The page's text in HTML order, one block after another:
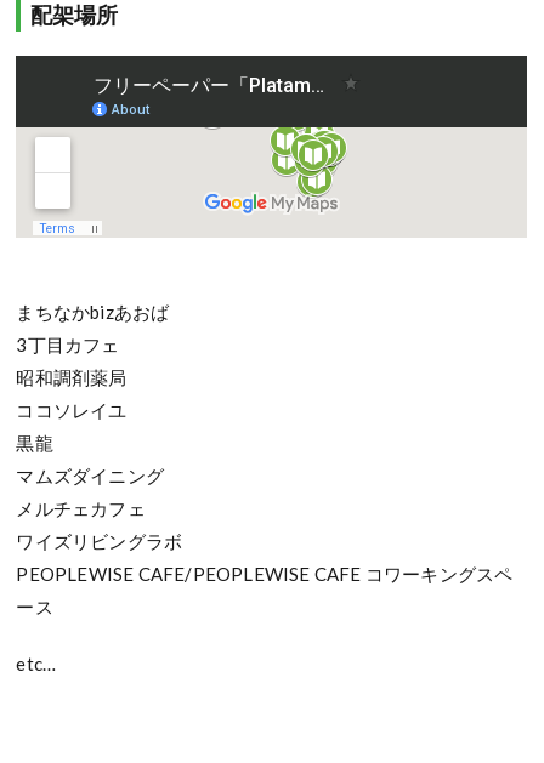
配架場所
まちなかbizあおば
3丁目カフェ
昭和調剤薬局
ココソレイユ
黒龍
マムズダイニング
メルチェカフェ
ワイズリビングラボ
PEOPLEWISE CAFE/PEOPLEWISE CAFE コワーキングスペ
ース
etc…